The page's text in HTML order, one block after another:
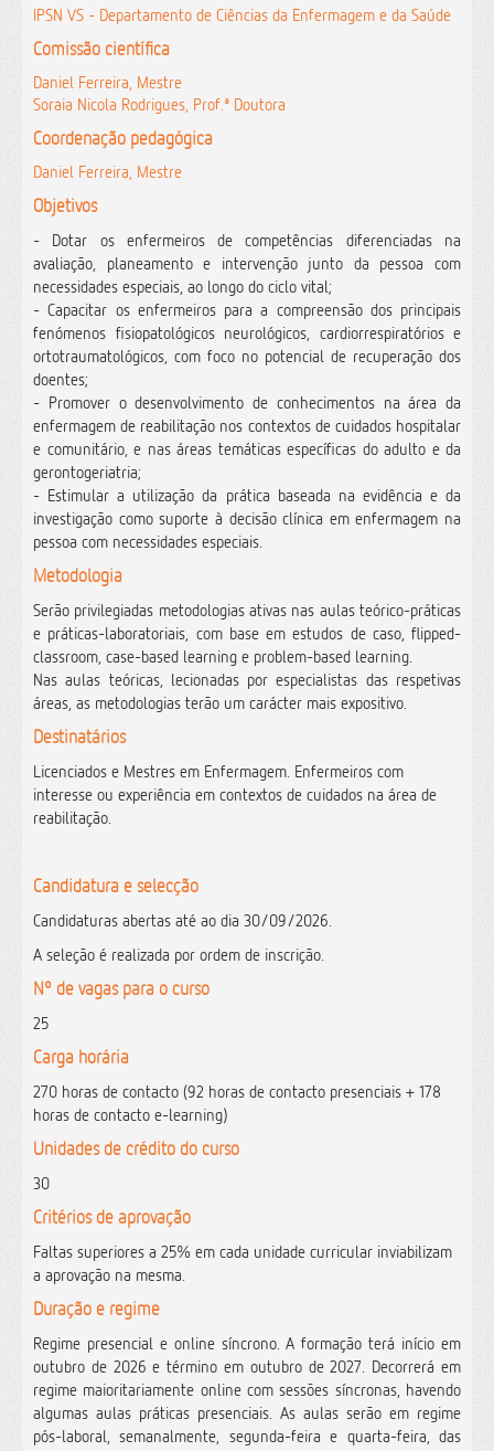
IPSN VS - Departamento de Ciências da Enfermagem e da Saúde
Comissão científica
Daniel Ferreira, Mestre
Soraia Nicola Rodrigues, Prof.ª Doutora
Coordenação pedagógica
Daniel Ferreira, Mestre
Objetivos
- Dotar os enfermeiros de competências diferenciadas na
avaliação, planeamento e intervenção junto da pessoa com
necessidades especiais, ao longo do ciclo vital;
- Capacitar os enfermeiros para a compreensão dos principais
fenómenos fisiopatológicos neurológicos, cardiorrespiratórios e
ortotraumatológicos, com foco no potencial de recuperação dos
doentes;
- Promover o desenvolvimento de conhecimentos na área da
enfermagem de reabilitação nos contextos de cuidados hospitalar
e comunitário, e nas áreas temáticas específicas do adulto e da
gerontogeriatria;
- Estimular a utilização da prática baseada na evidência e da
investigação como suporte à decisão clínica em enfermagem na
pessoa com necessidades especiais.
Metodologia
Serão privilegiadas metodologias ativas nas aulas teórico-práticas
e práticas-laboratoriais, com base em estudos de caso, flipped-
classroom, case-based learning e problem-based learning.
Nas aulas teóricas, lecionadas por especialistas das respetivas
áreas, as metodologias terão um carácter mais expositivo.
Destinatários
Licenciados e Mestres em Enfermagem. Enfermeiros com
interesse ou experiência em contextos de cuidados na área de
reabilitação.
Candidatura e selecção
Candidaturas abertas até ao dia 30/09/2026.
A seleção é realizada por ordem de inscrição.
Nº de vagas para o curso
25
Carga horária
270 horas de contacto (92 horas de contacto presenciais + 178
horas de contacto e-learning)
Unidades de crédito do curso
30
Critérios de aprovação
Faltas superiores a 25% em cada unidade curricular inviabilizam
a aprovação na mesma.
Duração e regime
Regime presencial e online síncrono. A formação terá início em
outubro de 2026 e término em outubro de 2027. Decorrerá em
regime maioritariamente online com sessões síncronas, havendo
algumas aulas práticas presenciais. As aulas serão em regime
pós-laboral, semanalmente, segunda-feira e quarta-feira, das